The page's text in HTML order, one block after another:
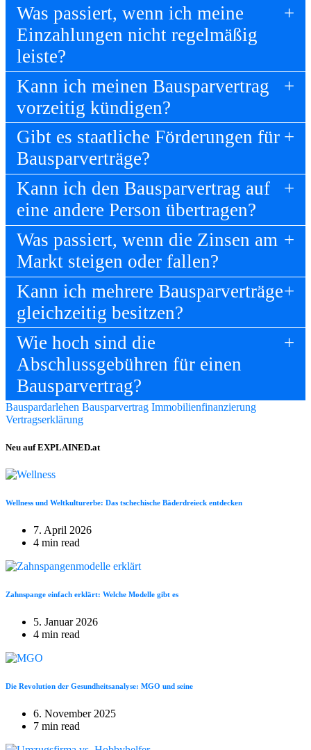
Was passiert, wenn ich meine
Einzahlungen nicht regelmäßig
leiste?
Kann ich meinen Bausparvertrag
vorzeitig kündigen?
Gibt es staatliche Förderungen für
Bausparverträge?
Kann ich den Bausparvertrag auf
eine andere Person übertragen?
Was passiert, wenn die Zinsen am
Markt steigen oder fallen?
Kann ich mehrere Bausparverträge
gleichzeitig besitzen?
Wie hoch sind die
Abschlussgebühren für einen
Bausparvertrag?
Bauspardarlehen Bausparvertrag Immobilienfinanzierung
Vertragserklärung
Neu auf EXPLAINED.at
Wellness und Weltkulturerbe: Das tschechische Bäderdreieck entdecken
7. April 2026
4 min read
Zahnspange einfach erklärt: Welche Modelle gibt es
5. Januar 2026
4 min read
Die Revolution der Gesundheitsanalyse: MGO und seine
6. November 2025
7 min read